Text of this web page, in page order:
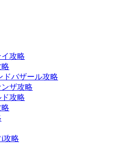
攻略
ドバザール攻略
ザ攻略
攻略
攻略